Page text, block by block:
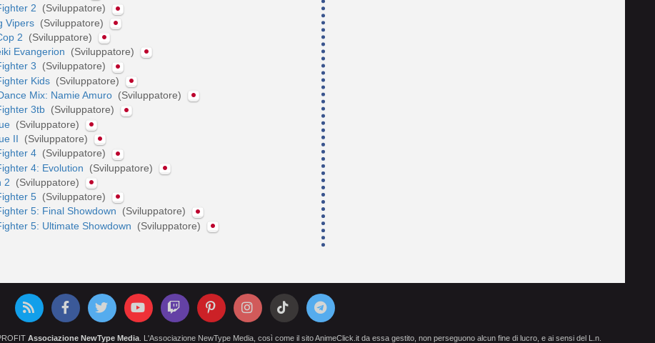
2
(Sviluppatore)
Vipers (Sviluppatore)
2
(Sviluppatore)
Evangerion
(Sviluppatore)
3
(Sviluppatore)
Kids (Sviluppatore)
Mix: Namie Amuro (Sviluppatore)
3tb (Sviluppatore)
(Sviluppatore)
II
(Sviluppatore)
4 (Sviluppatore)
4: Evolution
(Sviluppatore)
2
(Sviluppatore)
5 (Sviluppatore)
5: Final Showdown
(Sviluppatore)
5: Ultimate Showdown (Sviluppatore)
Associazione NewType Media. L'Associazione NewType Media, così come il sito AnimeClick.it da essa gestito, non perseguono alcun fine di lucro, e ai sensi del L.n.